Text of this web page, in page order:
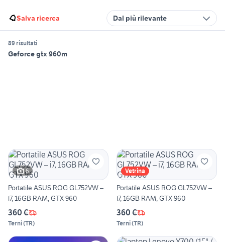
Salva ricerca Dal più rilevante
89 risultati
Geforce gtx 960m
6
Portatile ASUS ROG GL752VW –
i7, 16GB RAM, GTX 960
360 €
Terni(TR)
Vetrina
Portatile ASUS ROG GL752VW –
i7, 16GB RAM, GTX 960
360 €
Terni(TR)